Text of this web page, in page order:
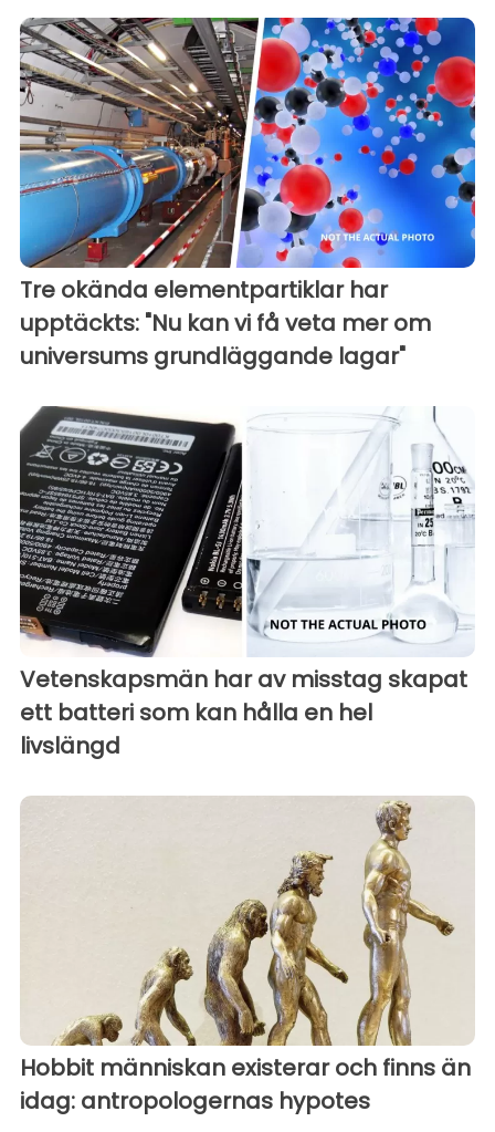
Tre okända elementpartiklar har
upptäckts: "Nu kan vi få veta mer om
universums grundläggande lagar"
Vetenskapsmän har av misstag skapat
ett batteri som kan hålla en hel
livslängd
Hobbit människan existerar och finns än
idag: antropologernas hypotes